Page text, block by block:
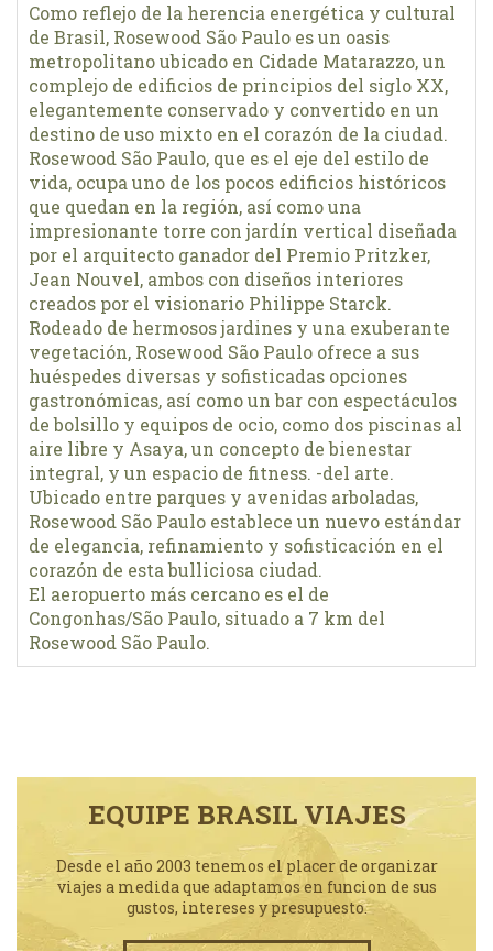
Como reflejo de la herencia energética y cultural
de Brasil, Rosewood São Paulo es un oasis
metropolitano ubicado en Cidade Matarazzo, un
complejo de edificios de principios del siglo XX,
elegantemente conservado y convertido en un
destino de uso mixto en el corazón de la ciudad.
Rosewood São Paulo, que es el eje del estilo de
vida, ocupa uno de los pocos edificios históricos
que quedan en la región, así como una
impresionante torre con jardín vertical diseñada
por el arquitecto ganador del Premio Pritzker,
Jean Nouvel, ambos con diseños interiores
creados por el visionario Philippe Starck.
Rodeado de hermosos jardines y una exuberante
vegetación, Rosewood São Paulo ofrece a sus
huéspedes diversas y sofisticadas opciones
gastronómicas, así como un bar con espectáculos
de bolsillo y equipos de ocio, como dos piscinas al
aire libre y Asaya, un concepto de bienestar
integral, y un espacio de fitness. -del arte.
Ubicado entre parques y avenidas arboladas,
Rosewood São Paulo establece un nuevo estándar
de elegancia, refinamiento y sofisticación en el
corazón de esta bulliciosa ciudad.
El aeropuerto más cercano es el de
Congonhas/São Paulo, situado a 7 km del
Rosewood São Paulo.
EQUIPE BRASIL VIAJES
Desde el año 2003 tenemos el placer de organizar
viajes a medida que adaptamos en funcion de sus
gustos, intereses y presupuesto.